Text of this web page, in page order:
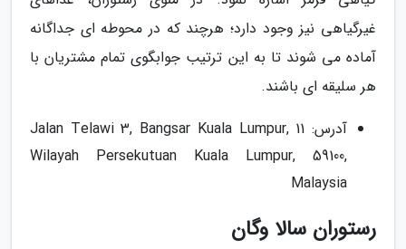
غیرگیاهی نیز وجود دارد؛ هرچند که در محوطه ای جداگانه
آماده می شوند تا به این ترتیب جوابگوی تمام مشتریان با
هر سلیقه ای باشند.
آدرس: 11 Jalan Telawi 3, Bangsar Kuala Lumpur,
Wilayah Persekutuan Kuala Lumpur, 59100,
Malaysia
رستوران سالا وگان